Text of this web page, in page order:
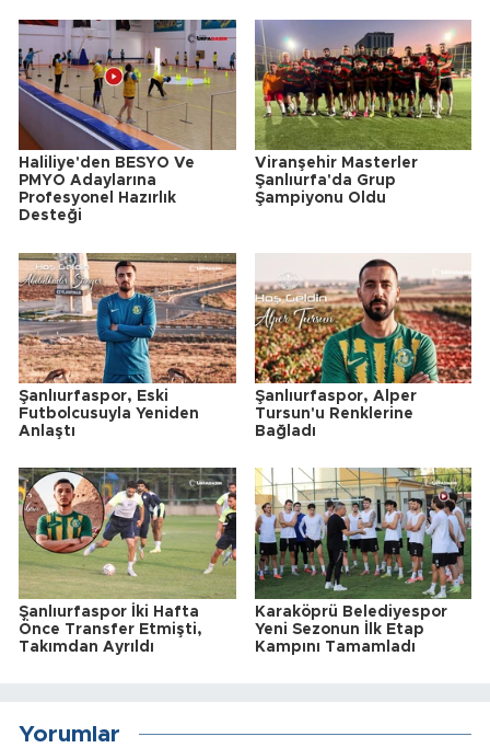
Haliliye'den BESYO Ve
PMYO Adaylarına
Profesyonel Hazırlık
Desteği
Viranşehir Masterler
Şanlıurfa'da Grup
Şampiyonu Oldu
Şanlıurfaspor, Eski
Futbolcusuyla Yeniden
Anlaştı
Şanlıurfaspor, Alper
Tursun'u Renklerine
Bağladı
Şanlıurfaspor İki Hafta
Önce Transfer Etmişti,
Takımdan Ayrıldı
Karaköprü Belediyespor
Yeni Sezonun İlk Etap
Kampını Tamamladı
Yorumlar